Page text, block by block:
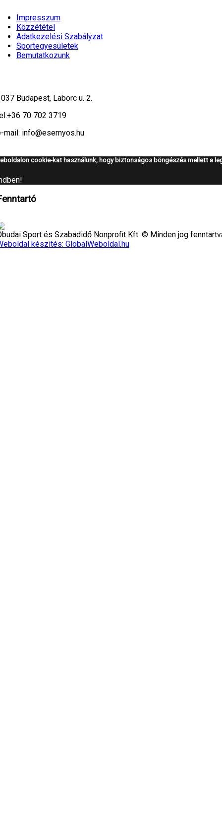
Impresszum
Közzététel
Adatkezelési Szabályzat
Sportegyesületek
Bemutatkozunk
Budapest, Laborc u. 2.
+36 70 702 3719
mail: info@esernyos.hu
cookie-kat használunk, hogy biztonságos böngészés mellett a
Sport és Szabadidő Nonprofit Kft. © Minden jog
készítés: GlobalWeboldal.hu